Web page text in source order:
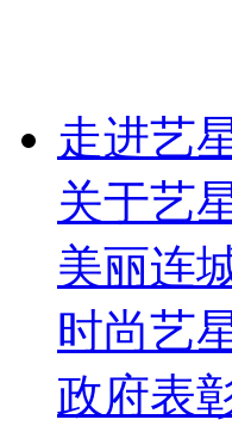
走进艺
关于艺
美丽连
时尚艺
政府表